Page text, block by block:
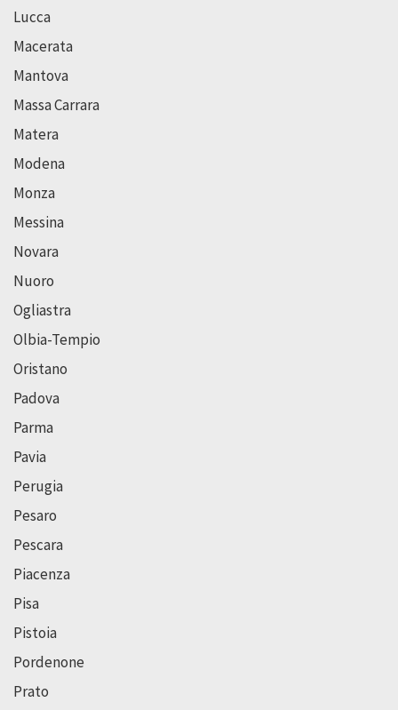
Lucca
Macerata
Mantova
Massa Carrara
Matera
Modena
Monza
Messina
Novara
Nuoro
Ogliastra
Olbia-Tempio
Oristano
Padova
Parma
Pavia
Perugia
Pesaro
Pescara
Piacenza
Pisa
Pistoia
Pordenone
Prato